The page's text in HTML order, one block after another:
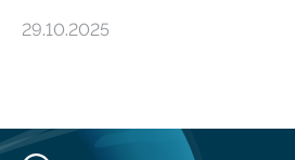
fünf Jahren erforschen, wie
Insektenblume. Das
29.10.2025